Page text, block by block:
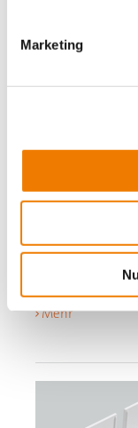
Marketing
01595
CRITO CrossBoard
150 mm², für
3-polig
Anschluss oben
für: CrossBoard
Mehr